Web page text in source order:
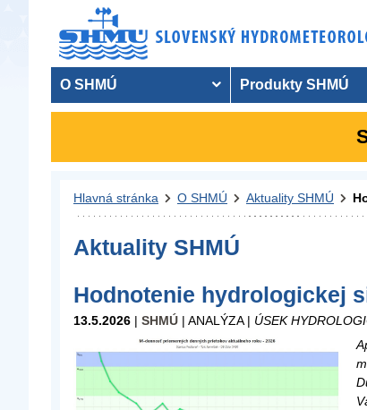
O SHMÚ Produkty SHMÚ
Hlavná stránka O SHMÚ Aktuality SHMÚ
Aktuality SHMÚ
Hodnotenie hydrologickej
13.5.2026 | SHMÚ | ANALÝZA | ÚSEK